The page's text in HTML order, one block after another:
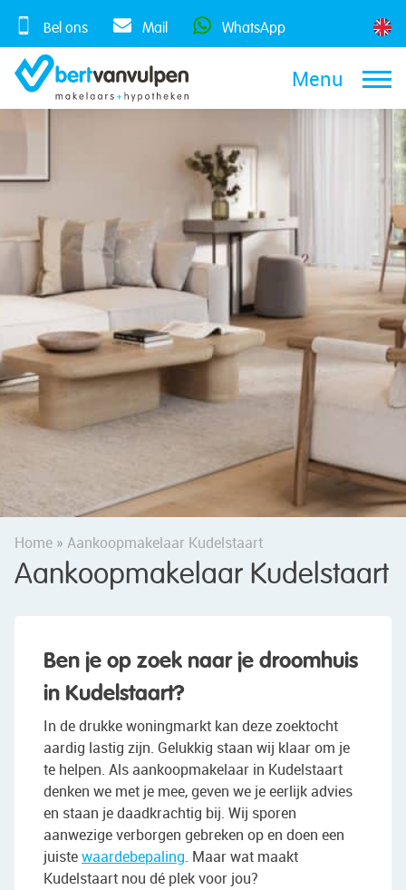
content
Bel ons Mail WhatsApp
Menu
Home » Aankoopmakelaar Kudelstaart
Aankoopmakelaar Kudelstaart
Ben je op zoek naar je droomhuis
in Kudelstaart?
In de drukke woningmarkt kan deze zoektocht
aardig lastig zijn. Gelukkig staan wij klaar om je
te helpen. Als aankoopmakelaar in Kudelstaart
denken we met je mee, geven we je eerlijk advies
en staan je daadkrachtig bij. Wij sporen
aanwezige verborgen gebreken op en doen een
juistewaardebepaling. Maar wat maakt
Kudelstaart nou dé plek voor jou?